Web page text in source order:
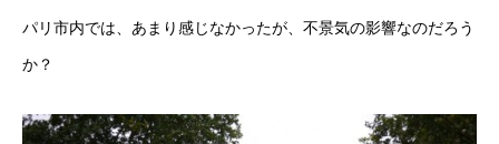
パリ市内では、あまり感じなかったが、不景気の影響なのだろう
か？